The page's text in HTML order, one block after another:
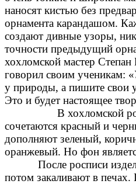
наносят кистью без
орнамента карандашом.
создают дивные узоры,
точности предыдущий
хохломской мастер
говорил своим ученикам:
у природы, а пишите свои
Это и будет
В хохломской
сочетаются красный и
дополняют зеленый,
оранжевый. Но фон
После росписи
потом закаливают в